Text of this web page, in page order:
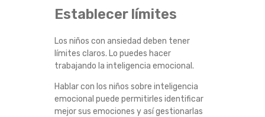
Establecer límites
Los niños con ansiedad deben tener
límites claros. Lo puedes hacer
trabajando la inteligencia emocional.
Hablar con los niños sobre inteligencia
emocional puede permitirles identificar
mejor sus emociones y así gestionarlas